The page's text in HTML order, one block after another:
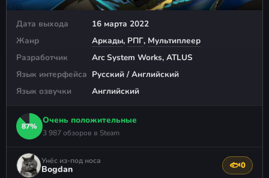
Дата выхода
16 марта 2022
Жанр
Аркады, РПГ, Мультиплеер
Разработчик
Arc System Works, ATLUS
Язык интерфейса Русский / Английский
Язык озвучки
Английский
87%
Очень положительные
3 987 обзоров в Steam
Унёс из-под носа
Bogdan 🐟0